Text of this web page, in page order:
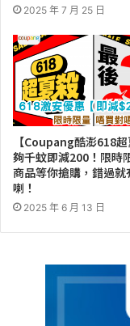
2025 年 7 月 25 日
【Coupang酷澎618
夠千蚊即減200！限時
商品等你搶購，錯過就
喇！
2025 年 6 月 13 日